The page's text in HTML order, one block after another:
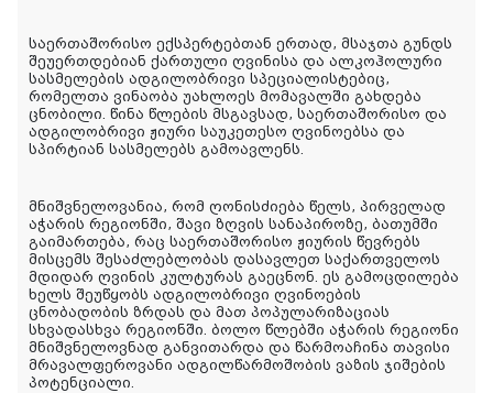
საერთაშორისო ექსპერტებთან ერთად, მსაჯთა გუნდს
შეუერთდებიან ქართული ღვინისა და ალკოჰოლური
სასმელების ადგილობრივი სპეციალისტებიც,
რომელთა ვინაობა უახლოეს მომავალში გახდება
ცნობილი. წინა წლების მსგავსად, საერთაშორისო და
ადგილობრივი ჟიური საუკეთესო ღვინოებსა და
სპირტიან სასმელებს გამოავლენს.
მნიშვნელოვანია, რომ ღონისძიება წელს, პირველად
აჭარის რეგიონში, შავი ზღვის სანაპიროზე, ბათუმში
გაიმართება, რაც საერთაშორისო ჟიურის წევრებს
მისცემს შესაძლებლობას დასავლეთ საქართველოს
მდიდარ ღვინის კულტურას გაეცნონ. ეს გამოცდილება
ხელს შეუწყობს ადგილობრივი ღვინოების
ცნობადობის ზრდას და მათ პოპულარიზაციას
სხვადასხვა რეგიონში. ბოლო წლებში აჭარის რეგიონი
მნიშვნელოვნად განვითარდა და წარმოაჩინა თავისი
მრავალფეროვანი ადგილწარმოშობის ვაზის ჯიშების
პოტენციალი.